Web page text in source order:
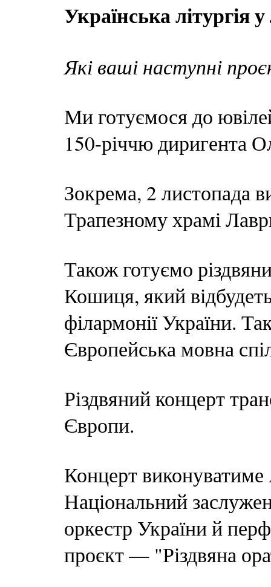
Українська літургія
Які ваші наступні
Ми готуємося до
150-річчю диригента
Зокрема, 2 листопада
Трапезному храмі
Також готуємо
Кошиця, який
філармонії України.
Європейська мовна
Різдвяний концерт
Європи.
Концерт виконуватиме
Національний
оркестр України й
проєкт — "Різдвяна